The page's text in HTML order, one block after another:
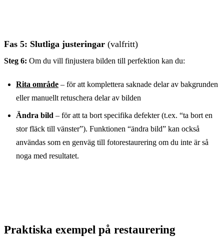
Fas 5: Slutliga justeringar (valfritt)
Steg 6: Om du vill finjustera bilden till perfektion kan du:
Rita område – för att komplettera saknade delar av bakgrunden
eller manuellt retuschera delar av bilden
Ändra bild – för att ta bort specifika defekter (t.ex. “ta bort en
stor fläck till vänster”). Funktionen “ändra bild” kan också
användas som en genväg till fotorestaurering om du inte är så
noga med resultatet.
Praktiska exempel på restaurering